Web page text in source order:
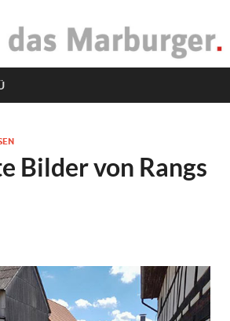
Bilder von Rangs